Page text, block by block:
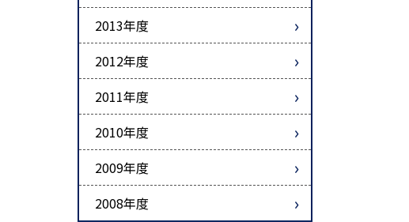
2013年度
2012年度
2011年度
2010年度
2009年度
2008年度